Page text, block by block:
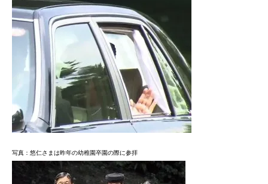
写真：悠仁さまは昨年の幼稚園卒園の際に参拝